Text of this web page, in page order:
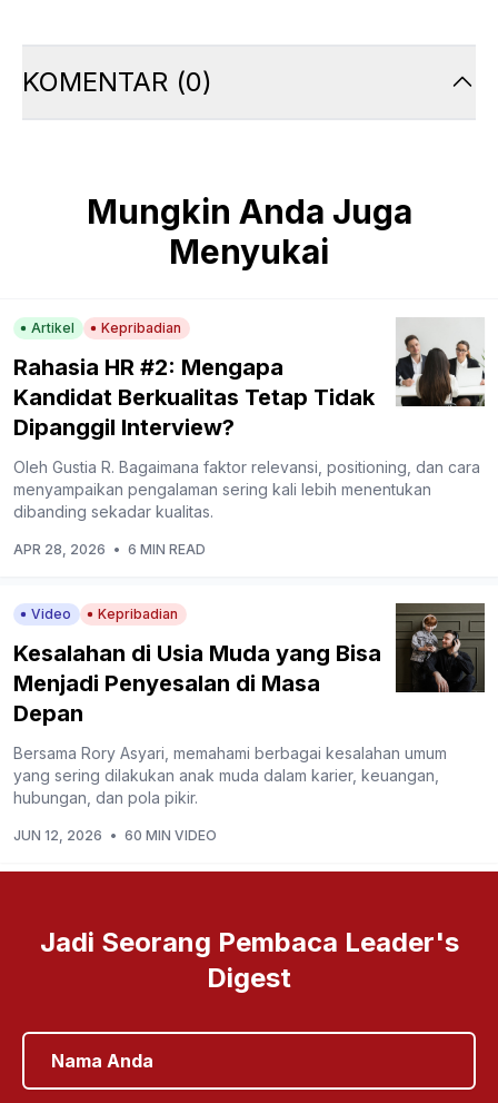
KOMENTAR (0)
Mungkin Anda Juga
Menyukai
Artikel Kepribadian
Rahasia HR #2: Mengapa
Kandidat Berkualitas Tetap Tidak
Dipanggil Interview?
Oleh Gustia R. Bagaimana faktor relevansi, positioning, dan cara
menyampaikan pengalaman sering kali lebih menentukan
dibanding sekadar kualitas.
APR 28, 2026 • 6 MIN READ
Video Kepribadian
Kesalahan di Usia Muda yang Bisa
Menjadi Penyesalan di Masa
Depan
Bersama Rory Asyari, memahami berbagai kesalahan umum
yang sering dilakukan anak muda dalam karier, keuangan,
hubungan, dan pola pikir.
JUN 12, 2026 • 60 MIN VIDEO
Jadi Seorang Pembaca Leader's
Digest